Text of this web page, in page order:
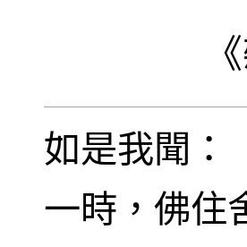
《
如是我聞：
一時，佛住